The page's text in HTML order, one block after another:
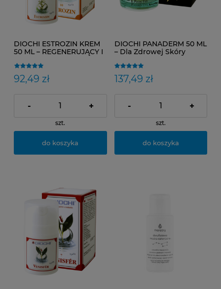
DIOCHI ESTROZIN KREM
50 ML – REGENERUJĄCY I
MASAŻU
92,49 zł
- +
szt.
do koszyka
DIOCHI PANADERM 50 ML
– Dla Zdrowej Skóry
137,49 zł
- +
szt.
do koszyka